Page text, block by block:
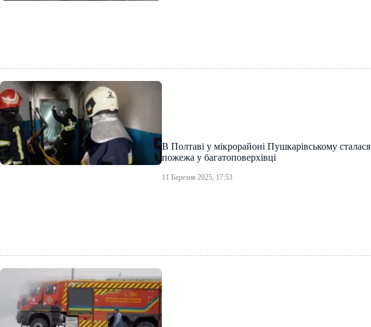
В Полтаві у мікрорайоні Пушкарівському сталася
пожежа у багатоповерхівці
11 Березня 2025, 17:53